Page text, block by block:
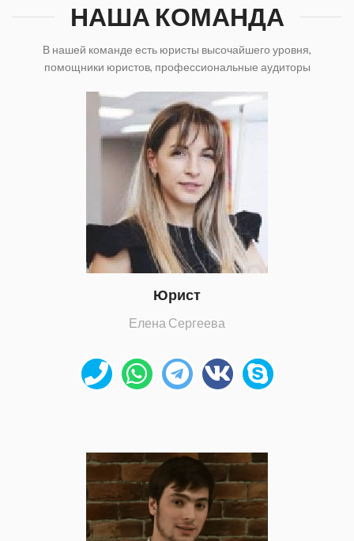
НАША КОМАНДА
В нашей команде есть юристы высочайшего уровня,
помощники юристов, профессиональные аудиторы
Юрист
Елена Сергеева